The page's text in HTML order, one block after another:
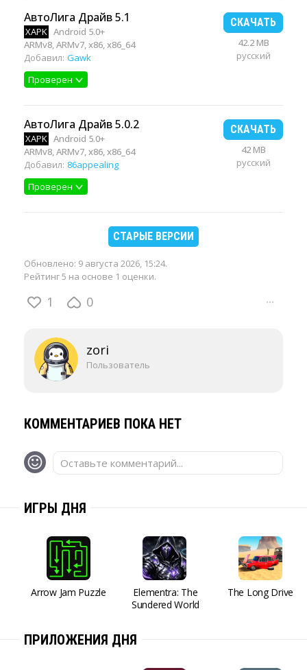
АвтоЛига Драйв 5.1
XAPK Android 5.0+
ARMv8, ARMv7, x86, x86_64
Добавил: Gawk
Проверен
СКАЧАТЬ
42.2 MB
русский
АвтоЛига Драйв 5.0.2
XAPK Android 5.0+
ARMv8, ARMv7, x86, x86_64
Добавил: 86appealing
Проверен
СКАЧАТЬ
42 MB
русский
СТАРЫЕ ВЕРСИИ
Обновлено: 9 августа 2026, 15:24.
Рейтинг 5 на основе 1 оценки.
1 0 ···
zori
Пользователь
КОММЕНТАРИЕВ ПОКА НЕТ
Оставьте комментарий...
ИГРЫ ДНЯ
Arrow Jam Puzzle
Elementra: The
Sundered World
The Long Drive
ПРИЛОЖЕНИЯ ДНЯ